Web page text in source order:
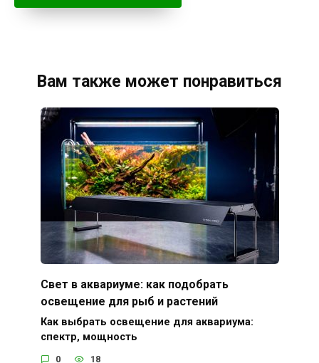
Вам также может понравиться
Свет в аквариуме: как подобрать
освещение для рыб и растений
Как выбрать освещение для аквариума:
спектр, мощность
0 18